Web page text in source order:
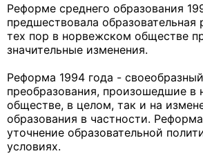
Реформе среднего образования
предшествовала образовательная
тех пор в норвежском обществе
значительные изменения.
Реформа 1994 года -
преобразования, произошедшие в
обществе, в целом, так и на
образования в частности.
уточнение образовательной
условиях.